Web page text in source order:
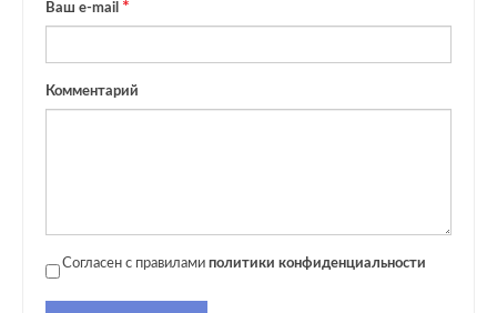
Ваш e-mail
Комментарий
Согласен с правилами политики конфиденциальности